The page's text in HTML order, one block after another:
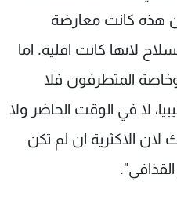
هذه كانت معارضة
لانها كانت اقلية. اما
المتطرفون فلا
لا في الوقت الحاضر ولا
الاكثرية ان لم تكن